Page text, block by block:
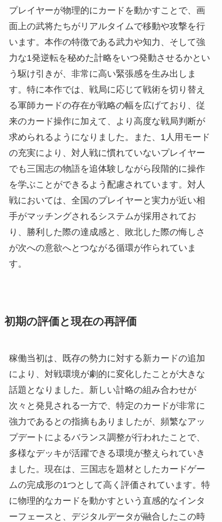
プレイヤーが物理的にカードを動かすことで、画
面上の武将たちがリアルタイムで移動や攻撃を行
います。本作の特徴である武力や知力、そして強
力な1発逆転を秘めた計略をいつ発動させるかとい
う駆け引きが、非常に高い緊張感を生み出しま
す。特に本作では、戦局に応じて戦術を切り替え
る軍師カードの存在が戦略の幅を広げており、従
来のカード操作に加えて、より高度な戦局判断が
求められるようになりました。また、1人用モード
の充実により、対人戦に慣れていないプレイヤー
でも三国志の物語を追体験しながら段階的に操作
を学ぶことができるよう配慮されています。対人
戦においては、全国のプレイヤーと実力が近い相
手がマッチングされるシステムが採用されてお
り、勝利した際の達成感と、敗北した際の悔しさ
が次への意欲へとつながる循環が作られていま
す。
初期の評価と現在の再評価
稼働当初は、既存の勢力に対する新カードの追加
により、対戦環境が劇的に変化したことが大きな
話題となりました。新しい計略の組み合わせが
次々と発見される一方で、特定のカードが非常に
強力であるとの指摘もありましたが、頻繁なアッ
プデートによるバランス調整が行われたことで、
多様なデッキが活躍できる環境が整えられていき
ました。現在は、三国志を題材としたカードゲー
ムの完成形の1つとして高く評価されています。特
に物理的なカードを動かすという直感的なインタ
ーフェースと、デジタルデータが融合したこの時